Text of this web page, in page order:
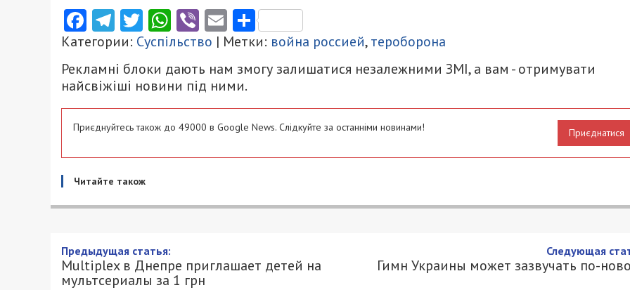
Facebook
Telegram
Twitter
WhatsApp
ViberEmailПоділитися
Категории: Суспільство | Метки: война россией,тероборона
Рекламні блоки дають нам змогу залишатися незалежними ЗМІ, а вам - отримувати
найсвіжіші новини під ними.
Приєднуйтесь також до 49000 в Google News. Слідкуйте за останніми новинами! Приєднатися
Читайте також
Предыдущая статья:
Multiplex в Днепре приглашает детей на
мультсериалы за 1 грн
Следующая
Гимн Украины может зазвучать по-